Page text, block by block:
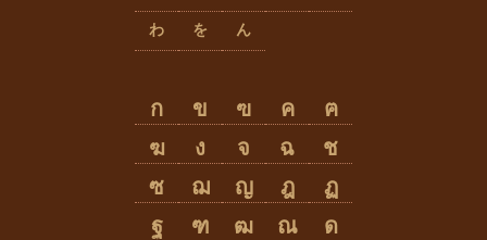
わ を ん
ก ข ฃ ค
ฅ
ฆ
ง จ ฉ
ช
ซ
ฌ ญ ฎ
ฏ
ฐ
ฑ ฒ ณ
ด